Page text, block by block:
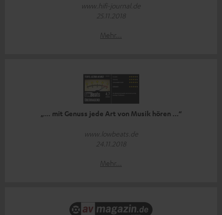
www.hifi-journal.de
25.11.2018
Mehr...
„… mit Genuss jede Art von Musik hören …“
www.lowbeats.de
24.11.2018
Mehr...